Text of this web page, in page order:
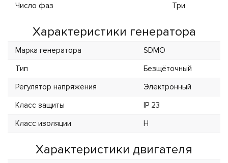
Число фаз
Три
Характеристики генератора
Марка генератора
SDMO
Тип
Безщёточный
Регулятор напряжения
Электронный
Класс защиты
IP 23
Класс изоляции
H
Характеристики двигателя